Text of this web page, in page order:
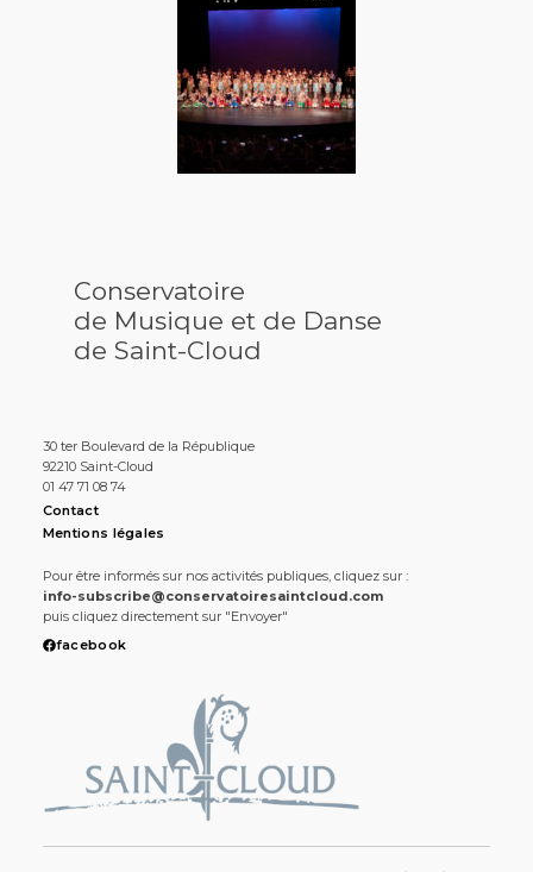
Conservatoire
de Musique et de Danse
de Saint-Cloud
30 ter Boulevard de la République
92210 Saint-Cloud
01 47 71 08 74
Contact
Mentions légales
Pour être informés sur nos activités publiques, cliquez sur :
info-subscribe@conservatoiresaintcloud.com
puis cliquez directement sur "Envoyer"
facebook